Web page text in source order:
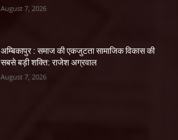
August 7, 2026
अम्बिकापुर : समाज की एकजुटता सामाजिक विकास की
सबसे बड़ी शक्ति: राजेश अग्रवाल
August 7, 2026